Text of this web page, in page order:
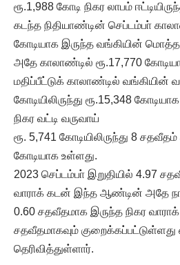
ரூ.1,988 கோடி நிகர லாபம்
கடந்த நிதியாண்டின் செப்டம்பா்
கோடியாக இருந்த வங்கியின்
அதே காலாண்டில் ரூ.17,770
மதிப்பீட்டுக் காலாண்டில் வங்கியின்
கோடியிலிருந்து ரூ.15,348
நிகர வட்டி வருவாய்
ரூ. 5,741 கோடியிலிருந்து 8
கோடியாக உள்ளது.
2023 செப்டம்பா் இறுதியில் 4.97
வாராக் கடன் இந்த ஆண்டின் அதே
0.60 சதவீதமாக இருந்த நிகர
சதவீதமாகவும்
தெரிவித்துள்ளார்.